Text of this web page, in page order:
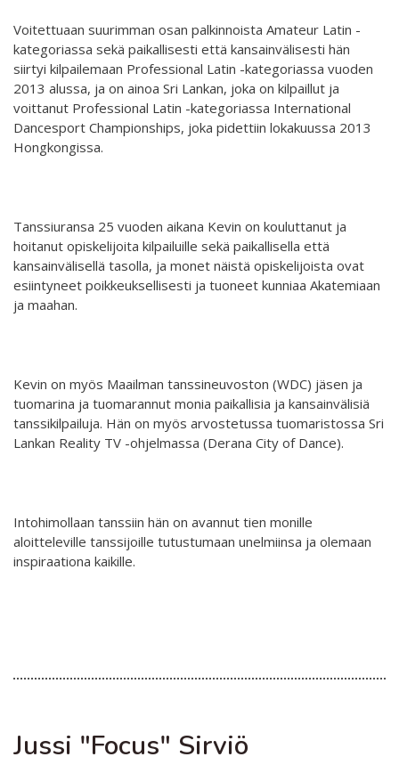
Järjestyssäännöt
Turvallisemman tilan periaatteet
Saavutettava taideharrastus
Koski
Yleistä
Ilmoittautuminen
Lajit
Tasot
Opettajat
Tanssietiketti
Aikataulu
Salit
Palvelut
Projektit
Kaikki projektit
DanceMe UP 2019-2022
Interlaced 2020
Taide kahdella kielellä 2018-2020
Downloading Future 2019
Fenris 2014-2015
Voitettuaan suurimman osan palkinnoista Amateur Latin -
kategoriassa sekä paikallisesti että kansainvälisesti hän
siirtyi kilpailemaan Professional Latin -kategoriassa vuoden
2013 alussa, ja on ainoa Sri Lankan, joka on kilpaillut ja
voittanut Professional Latin -kategoriassa International
Dancesport Championships, joka pidettiin lokakuussa 2013
Hongkongissa.
Tanssiuransa 25 vuoden aikana Kevin on kouluttanut ja
hoitanut opiskelijoita kilpailuille sekä paikallisella että
kansainvälisellä tasolla, ja monet näistä opiskelijoista ovat
esiintyneet poikkeuksellisesti ja tuoneet kunniaa Akatemiaan
ja maahan.
Kevin on myös Maailman tanssineuvoston (WDC) jäsen ja
tuomarina ja tuomarannut monia paikallisia ja kansainvälisiä
tanssikilpailuja. Hän on myös arvostetussa tuomaristossa Sri
Lankan Reality TV -ohjelmassa (Derana City of Dance).
Intohimollaan tanssiin hän on avannut tien monille
aloitteleville tanssijoille tutustumaan unelmiinsa ja olemaan
inspiraationa kaikille.
Jussi "Focus" Sirviö